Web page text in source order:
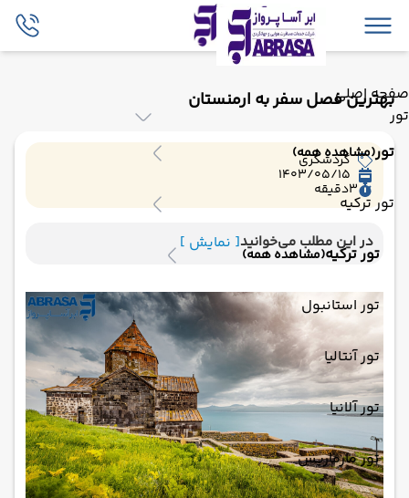
صفحه اصلی
تور
تور(مشاهده همه)
تور ترکیه
تور ترکیه(مشاهده همه)
تور استانبول
تور آنتالیا
تور آلانیا
تور مارماریس
بهترین فصل سفر به ارمنستان
گردشگری
1403/05/15
3دقیقه
در این مطلب می‌خوانید[ نمایش ]